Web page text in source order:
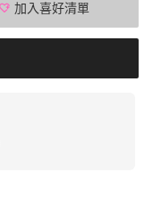
加入喜好清單